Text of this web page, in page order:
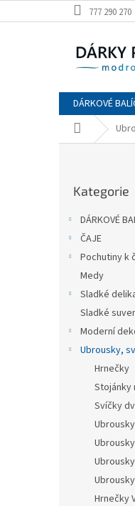
na
777 290 270
DÁRKOVÉ
Domů
kategorie
Kategorie
DÁRKOVÉ
ČAJE
Pochutiny k
Medy
Sladké
Sladké
Moderní
Ubrousky,
Hrnečky
Stojánky
Svíčky
Hrnečky